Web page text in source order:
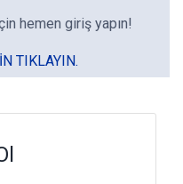
hemen giriş yapın!
TIKLAYIN.